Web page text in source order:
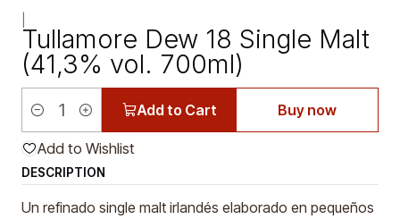
Tullamore Dew 18 Single Malt
(41,3% vol. 700ml)
Quantity
Add to Cart Buy now
Add to Wishlist
DESCRIPTION
Un refinado single malt irlandés elaborado en pequeños